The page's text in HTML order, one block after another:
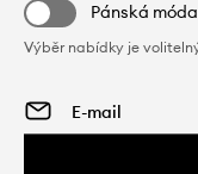
Pánská móda
Výběr nabídky je